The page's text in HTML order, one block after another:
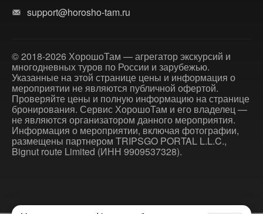
support@horosho-tam.ru
© 2018-2026 ХорошоТам — агрегатор экскурсий и
многодневных туров по России и зарубежью.
Указанные на этой странице цены и информация о
мероприятии не являются публичной офертой.
Проверяйте цены и полную информацию на странице
бронирования. Сервис ХорошоТам и его владелец —
не являются организатором данного мероприятия.
Информация о мероприятии, включая фотографии,
размещены партнером TRIPSGO PORTAL L.L.C.,
Bignut route Limited (ИНН 9909537328).